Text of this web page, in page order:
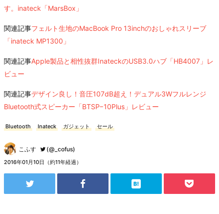
す。inateck「MarsBox」
関連記事フェルト生地のMacBook Pro 13inchのおしゃれスリーブ
「inateck MP1300」
関連記事Apple製品と相性抜群InateckのUSB3.0ハブ「HB4007」レ
ビュー
関連記事デザイン良し！音圧107dB超え！デュアル3Wフルレンジ
Bluetooth式スピーカー「BTSP−10Plus」レビュー
Bluetooth Inateck ガジェット セール
こふす (@_cofus)
2016年01月10日（約11年経過）